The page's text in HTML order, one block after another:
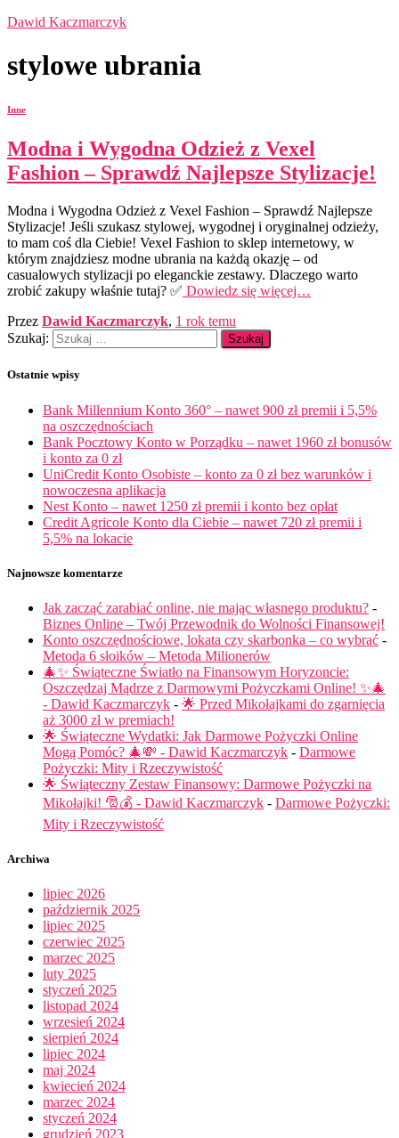
Dawid Kaczmarczyk
stylowe ubrania
Inne
Modna i Wygodna Odzież z Vexel
Fashion – Sprawdź Najlepsze Stylizacje!
Modna i Wygodna Odzież z Vexel Fashion – Sprawdź Najlepsze
Stylizacje! Jeśli szukasz stylowej, wygodnej i oryginalnej odzieży,
to mam coś dla Ciebie! Vexel Fashion to sklep internetowy, w
którym znajdziesz modne ubrania na każdą okazję – od
casualowych stylizacji po eleganckie zestawy. Dlaczego warto
zrobić zakupy właśnie tutaj? ✅ Dowiedz się więcej…
Przez Dawid Kaczmarczyk, 1 rok temu
Szukaj:
Ostatnie wpisy
Bank Millennium Konto 360° – nawet 900 zł premii i 5,5%
na oszczędnościach
Bank Pocztowy Konto w Porządku – nawet 1960 zł bonusów
i konto za 0 zł
UniCredit Konto Osobiste – konto za 0 zł bez warunków i
nowoczesna aplikacja
Nest Konto – nawet 1250 zł premii i konto bez opłat
Credit Agricole Konto dla Ciebie – nawet 720 zł premii i
5,5% na lokacie
Najnowsze komentarze
Jak zacząć zarabiać online, nie mając własnego produktu? -
Biznes Online – Twój Przewodnik do Wolności Finansowej!
Konto oszczędnościowe, lokata czy skarbonka – co wybrać -
Metoda 6 słoików – Metoda Milionerów
🎄✨ Świąteczne Światło na Finansowym Horyzoncie:
Oszczędzaj Mądrze z Darmowymi Pożyczkami Online! ✨🎄
- Dawid Kaczmarczyk - 🌟 Przed Mikołajkami do zgarnięcia
aż 3000 zł w premiach!
🌟 Świąteczne Wydatki: Jak Darmowe Pożyczki Online
Mogą Pomóc? 🎄💸 - Dawid Kaczmarczyk - Darmowe
Pożyczki: Mity i Rzeczywistość
🌟 Świąteczny Zestaw Finansowy: Darmowe Pożyczki na
Mikołajki! 🎅💰 - Dawid Kaczmarczyk - Darmowe Pożyczki:
Mity i Rzeczywistość
Archiwa
lipiec 2026
październik 2025
lipiec 2025
czerwiec 2025
marzec 2025
luty 2025
styczeń 2025
listopad 2024
wrzesień 2024
sierpień 2024
lipiec 2024
maj 2024
kwiecień 2024
marzec 2024
styczeń 2024
grudzień 2023